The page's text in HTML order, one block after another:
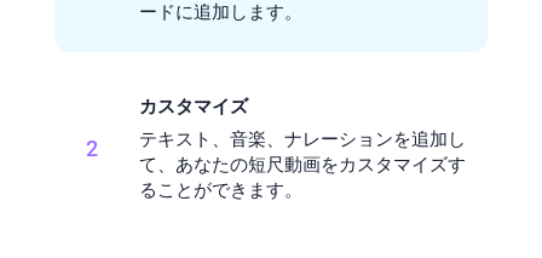
ードに追加します。
2
カスタマイズ
テキスト、音楽、ナレーションを追加し
て、あなたの短尺動画をカスタマイズす
ることができます。